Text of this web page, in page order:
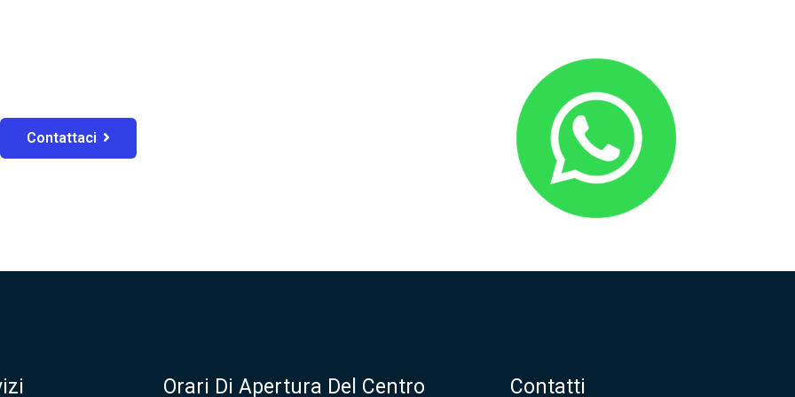
Contattaci
Orari Di Apertura Del Centro Contatti